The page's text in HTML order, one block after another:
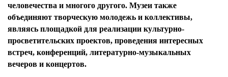
человечества и многого другого. Музеи также
объединяют творческую молодежь и коллективы,
являясь площадкой для реализации культурно-
просветительских проектов, проведения интересных
встреч, конференций, литературно-музыкальных
вечеров и концертов.